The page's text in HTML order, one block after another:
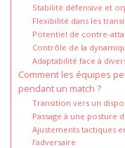
Stabilité défensive et
Flexibilité dans les
Potentiel de contre-
Contrôle de la
Adaptabilité face à
Comment les équipes
pendant un match ?
Transition vers un
Passage à une posture
Ajustements tactiques
l’adversaire